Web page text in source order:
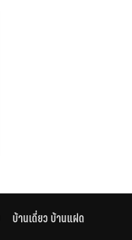
บ้านเดี่ยว บ้านแฝด